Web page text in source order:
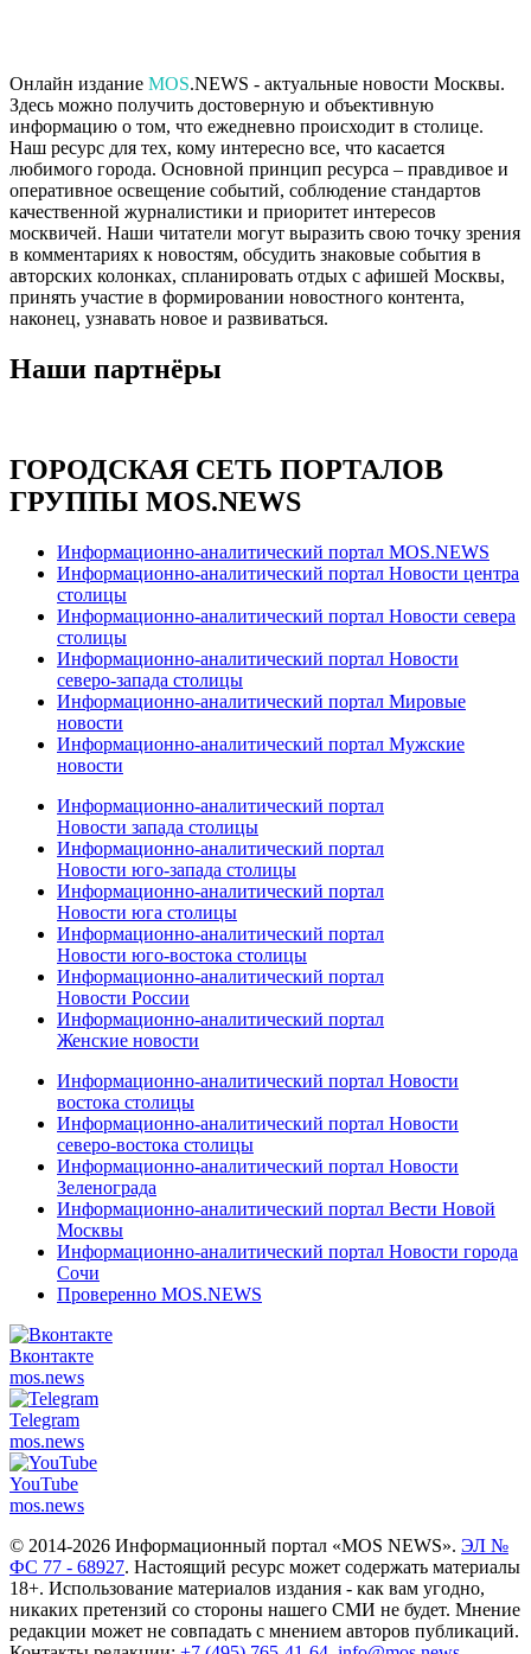
Онлайн издание MOS.NEWS - актуальные новости Москвы.
Здесь можно получить достоверную и объективную
информацию о том, что ежедневно происходит в столице.
Наш ресурс для тех, кому интересно все, что касается
любимого города. Основной принцип ресурса – правдивое и
оперативное освещение событий, соблюдение стандартов
качественной журналистики и приоритет интересов
москвичей. Наши читатели могут выразить свою точку зрения
в комментариях к новостям, обсудить знаковые события в
авторских колонках, спланировать отдых с афишей Москвы,
принять участие в формировании новостного контента,
наконец, узнавать новое и развиваться.
Наши партнёры
ГОРОДСКАЯ СЕТЬ ПОРТАЛОВ
ГРУППЫ MOS.NEWS
Информационно-аналитический портал MOS.NEWS
Информационно-аналитический портал Новости центра
столицы
Информационно-аналитический портал Новости севера
столицы
Информационно-аналитический портал Новости
северо-запада столицы
Информационно-аналитический портал Мировые
новости
Информационно-аналитический портал Мужские
новости
Информационно-аналитический портал
Новости запада столицы
Информационно-аналитический портал
Новости юго-запада столицы
Информационно-аналитический портал
Новости юга столицы
Информационно-аналитический портал
Новости юго-востока столицы
Информационно-аналитический портал
Новости России
Информационно-аналитический портал
Женские новости
Информационно-аналитический портал Новости
востока столицы
Информационно-аналитический портал Новости
северо-востока столицы
Информационно-аналитический портал Новости
Зеленограда
Информационно-аналитический портал Вести Новой
Москвы
Информационно-аналитический портал Новости города
Сочи
Проверенно MOS.NEWS
Вконтакте
mos.news
Telegram
mos.news
YouTube
mos.news
© 2014-2026 Информационный портал «MOS NEWS». ЭЛ №
ФС 77 - 68927. Настоящий ресурс может содержать материалы
18+. Использование материалов издания - как вам угодно,
никаких претензий со стороны нашего СМИ не будет. Мнение
редакции может не совпадать с мнением авторов публикаций.